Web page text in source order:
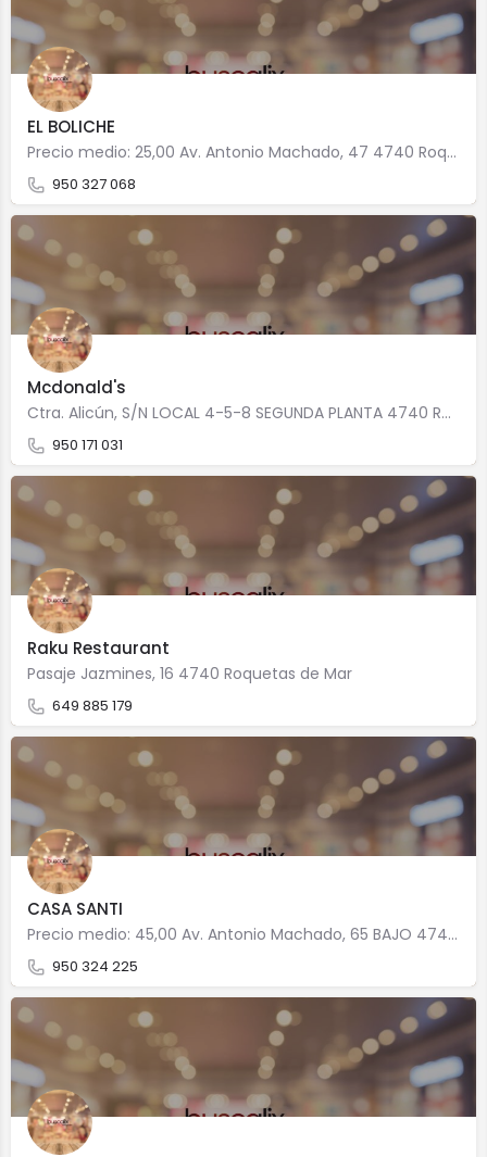
EL BOLICHE
Precio medio: 25,00 Av. Antonio Machado, 47 4740 Roquetas de Mar
950 327 068
Mcdonald's
Ctra. Alicún, S/N LOCAL 4-5-8 SEGUNDA PLANTA 4740 Roquetas de Mar
950 171 031
Raku Restaurant
Pasaje Jazmines, 16 4740 Roquetas de Mar
649 885 179
CASA SANTI
Precio medio: 45,00 Av. Antonio Machado, 65 BAJO 4740 Roquetas de Mar
950 324 225